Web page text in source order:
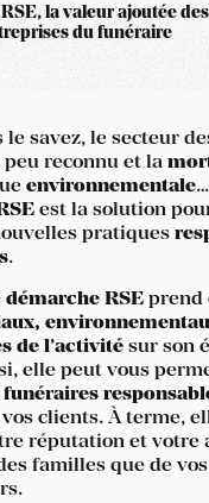
la valeur ajoutée des
du funéraire
le savez, le secteur
peu reconnu et la
environnementale
est la solution
pratiques
.
démarche RSE prend
de l’activité sur son
elle peut vous
clients. À terme,
réputation et votre
familles que de vos